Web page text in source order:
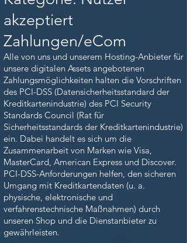
akzeptiert
Zahlungen/eCom
Alle von uns und unserem Hosting-Anbieter für
unsere digitalen Assets angebotenen
Zahlungsmöglichkeiten halten die Vorschriften
des PCI-DSS (Datensicherheitsstandard der
Kreditkartenindustrie) des PCI Security
Standards Council (Rat für
Sicherheitsstandards der Kreditkartenindustrie)
ein. Dabei handelt es sich um die
Zusammenarbeit von Marken wie Visa,
MasterCard, American Express und Discover.
PCI-DSS-Anforderungen helfen, den sicheren
Umgang mit Kreditkartendaten (u. a.
physische, elektronische und
verfahrenstechnische Maßnahmen) durch
unseren Shop und die Dienstanbieter zu
gewährleisten.